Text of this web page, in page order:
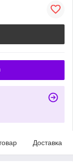
Доставка